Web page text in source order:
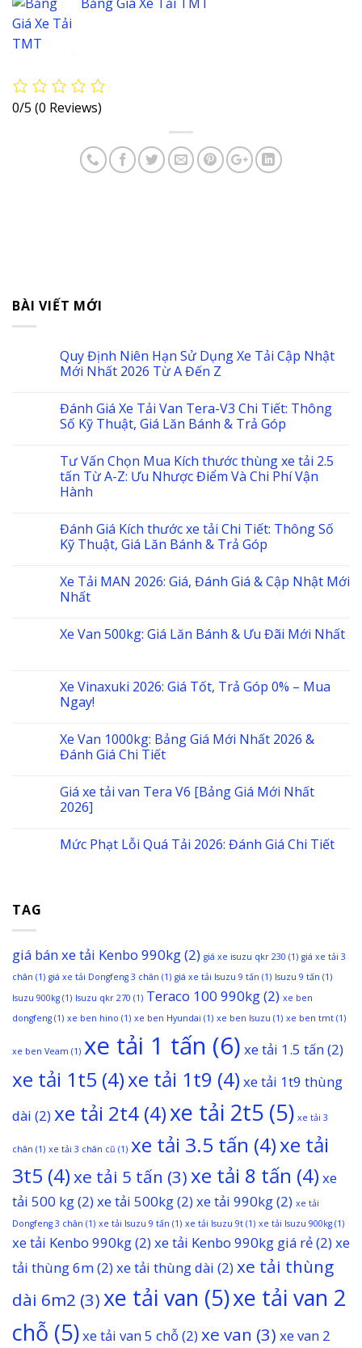
0/5 (0 Reviews)
BÀI VIẾT MỚI
Quy Định Niên Hạn Sử Dụng Xe Tải Cập Nhật
Mới Nhất 2026 Từ A Đến Z
Đánh Giá Xe Tải Van Tera-V3 Chi Tiết: Thông
Số Kỹ Thuật, Giá Lăn Bánh & Trả Góp
Tư Vấn Chọn Mua Kích thước thùng xe tải 2.5
tấn Từ A-Z: Ưu Nhược Điểm Và Chi Phí Vận
Hành
Đánh Giá Kích thước xe tải Chi Tiết: Thông Số
Kỹ Thuật, Giá Lăn Bánh & Trả Góp
Xe Tải MAN 2026: Giá, Đánh Giá & Cập Nhật Mới
Nhất
Xe Van 500kg: Giá Lăn Bánh & Ưu Đãi Mới Nhất
Xe Vinaxuki 2026: Giá Tốt, Trả Góp 0% – Mua
Ngay!
Xe Van 1000kg: Bảng Giá Mới Nhất 2026 &
Đánh Giá Chi Tiết
Giá xe tải van Tera V6 [Bảng Giá Mới Nhất
2026]
Mức Phạt Lỗi Quá Tải 2026: Đánh Giá Chi Tiết
TAG
giá bán xe tải Kenbo 990kg(2) giá xe isuzu qkr 230 (1) giá xe tải 3
chân (1) giá xe tải Dongfeng 3 chân (1) giá xe tải Isuzu 9 tấn (1) Isuzu 9 tấn (1)
Isuzu 900kg (1) Isuzu qkr 270 (1) Teraco 100 990kg(2) xe ben
dongfeng (1) xe ben hino (1) xe ben Hyundai (1) xe ben Isuzu (1) xe ben tmt (1)
xe ben Veam (1) xe tải 1 tấn (6) xe tải 1.5 tấn(2)
xe tải 1t5 (4)xe tải 1t9 (4) xe tải 1t9 thùng
dài (2) xe tải 2t4 (4)xe tải 2t5 (5) xe tải 3
chân (1) xe tải 3 chân cũ (1) xe tải 3.5 tấn (4)xe tải
3t5 (4)xe tải 5 tấn (3) xe tải 8 tấn (4) xe
tải 500 kg(2) xe tải 500kg(2) xe tải 990kg(2) xe tải
Dongfeng 3 chân (1) xe tải Isuzu 9 tấn (1) xe tải Isuzu 9t (1) xe tải Isuzu 900kg (1)
xe tải Kenbo 990kg(2) xe tải Kenbo 990kg giá rẻ(2) xe
tải thùng 6m(2) xe tải thùng dài (2) xe tải thùng
dài 6m2 (3)xe tải van (5)xe tải van 2
chỗ (5)xe tải van 5 chỗ(2) xe van (3) xe van 2